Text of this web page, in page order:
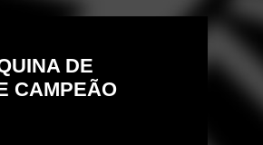
DE
CAMPEÃO